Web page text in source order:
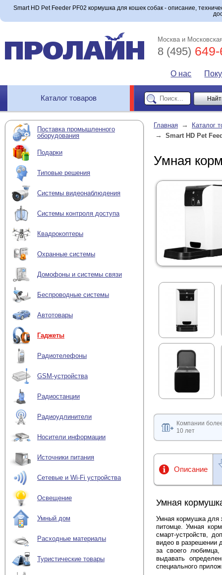
Smart HD Pet Feeder PF02 кормушка для кошек собак - описание,
Москва и
8 (495)
О нас
Каталог товаров
Поставка промышленного
оборудования
Подарки
Типовые решения
Системы видеонаблюдения
Системы контроля доступа
Квадрокоптеры
Охранные системы
Домофоны и системы связи
Беспроводные системы
Автотовары
Гаджеты
Радиотелефоны
GSM-устройства
Радиостанции
Радиоудлинители
Носители информации
Источники питания
Сетевые и Wi-Fi устройства
Освещение
Умный дом
Расходные материалы
Туристические товары
Главная → Каталог
→ Smart HD Pet
Умная
Компании
10 лет
Описание
Умная
Умная кормушка
питомце.Умная
смарт-устройств,
видео в разрешении
за своего любимца,
выдавать
специального